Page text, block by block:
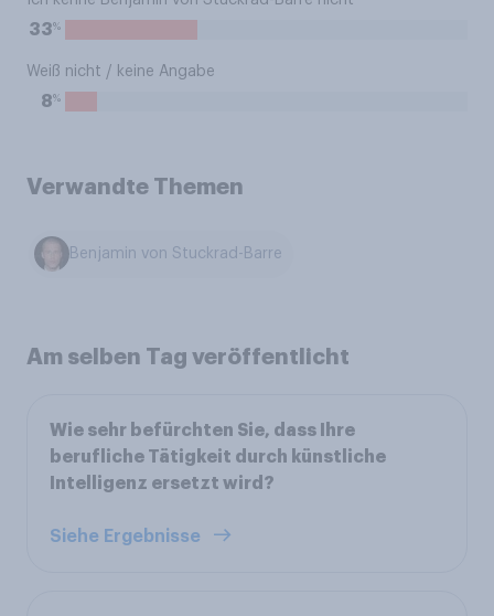
33%
Weiß nicht / keine Angabe
8%
Verwandte Themen
Benjamin von Stuckrad-Barre
Am selben Tag veröffentlicht
Wie sehr befürchten Sie, dass Ihre
berufliche Tätigkeit durch künstliche
Intelligenz ersetzt wird?
Siehe Ergebnisse